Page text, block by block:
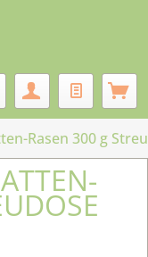
Rasen 300 g